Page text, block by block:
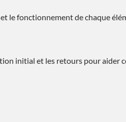
le fonctionnement de chaque
initial et les retours pour aider